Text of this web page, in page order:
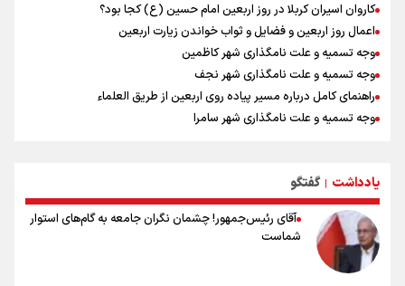
کاروان اسیران کربلا در روز اربعین امام حسین (ع) کجا بود؟
اعمال روز اربعین و فضایل و ثواب خواندن زیارت اربعین
وجه تسمیه و علت نامگذاری شهر کاظمین
وجه تسمیه و علت نامگذاری شهر نجف
راهنمای کامل درباره مسیر پیاده روی اربعین از طریق العلماء
وجه تسمیه و علت نامگذاری شهر سامرا
توصیه هایی مهم برای پیچ خوردگی پا در پیاده روی اربعین
یادداشت | گفتگو
آقای رئیس‌جمهور! چشمان نگران جامعه به گام‌های استوار
شماست